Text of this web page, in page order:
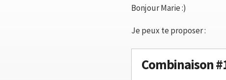
Bonjour Marie :)
Je peux te proposer :
Combinaison